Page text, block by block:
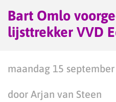
Bart Omlo
lijsttrekker VVD
maandag 15 september
door Arjan van Steen